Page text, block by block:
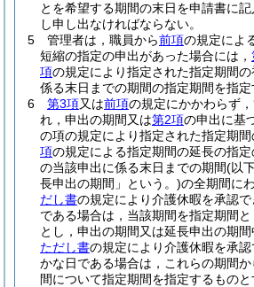
とを希望する期間の末日を申請書に
し申し出なければならない。
5
管理者は，職員から前項の規定によ
短縮の指定の申出があった場合には，
項の規定により指定された指定期間
係る末日までの期間の指定期間を指定
6
第3項又は前項の規定にかかわらず
れ，申出の期間又は第2項の申出に基
の項の規定により指定された指定期
項の規定による指定期間の延長の指
の当該申出に係る末日までの期間(以
長申出の期間」という。)の全期間に
だし書の規定により介護休暇を承認
である場合は，当該期間を指定期間
とし，申出の期間又は延長申出の期
ただし書の規定により介護休暇を承
かな日である場合は，これらの期間
間について指定期間を指定するものと